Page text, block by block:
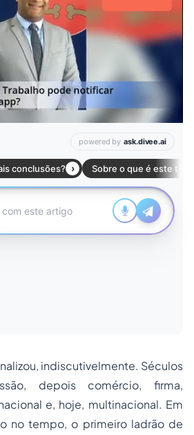
indiscutivelmente. Séculos
depois comércio, firma,
e, hoje, multinacional. Em
no tempo, o primeiro ladrão de